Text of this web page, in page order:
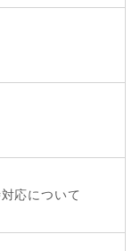
応について